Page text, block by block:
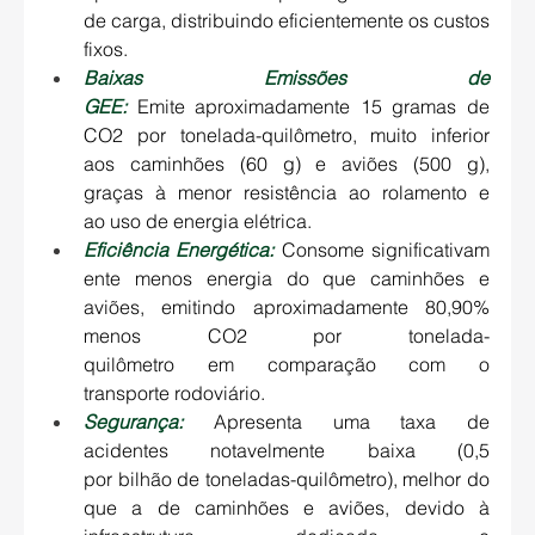
de carga, distribuindo eficientemente os custos
fixos.
Baixas Emissões de
GEE: Emite aproximadamente 15 gramas de
CO2 por tonelada-quilômetro, muito inferior
aos caminhões (60 g) e aviões (500 g),
graças à menor resistência ao rolamento e
ao uso de energia elétrica.
Eficiência Energética: Consome significativam
ente menos energia do que caminhões e
aviões, emitindo aproximadamente 80,90%
menos CO2 por tonelada-
quilômetro em comparação com o
transporte rodoviário.
Segurança: Apresenta uma taxa de
acidentes notavelmente baixa (0,5
por bilhão de toneladas-quilômetro), melhor do
que a de caminhões e aviões, devido à